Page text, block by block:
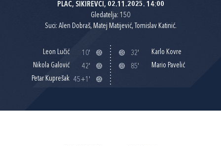
PLAC, SIKIREVCI, 02.11.2025. 14:00
Gledatelja: 150
Suci: Alen Dobraš, Matej Matijević, Tomislav Katinić.
Leon Lučić
10'
Nikola Galović
42'
Petar Kuprešak 45+1'
32'
Karlo Kovre
85'
Mario Pavelić